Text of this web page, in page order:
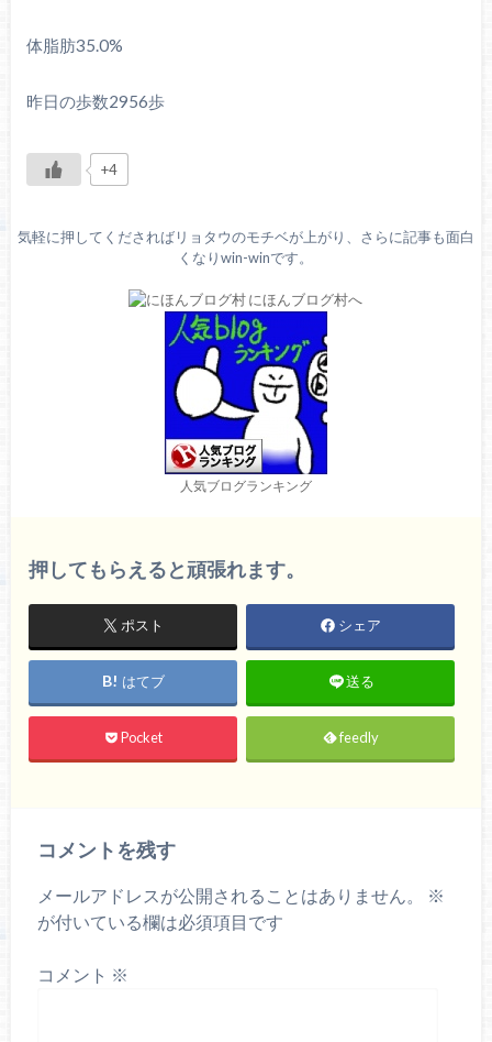
体脂肪35.0%
昨日の歩数2956歩
+4
気軽に押してくださればリョタウのモチベが上がり、さらに記事も面白
くなりwin-winです。
人気ブログランキング
押してもらえると頑張れます。
ポスト シェア
はてブ 送る
Pocket feedly
コメントを残す
メールアドレスが公開されることはありません。
※
が付いている欄は必須項目です
コメント ※